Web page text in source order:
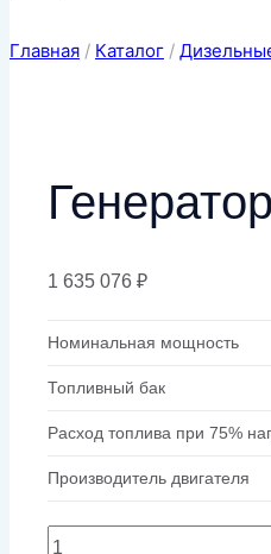
Главная / Каталог /
1 635 076 ₽
Номинальная мощность
Топливный бак
Расход топлива при 75%
Производитель двигателя
Количество